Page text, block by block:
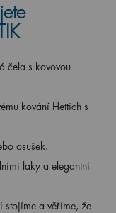
čela s kovovou
kování Hettich s
osušek.
laky a elegantní
stojíme a věříme, že